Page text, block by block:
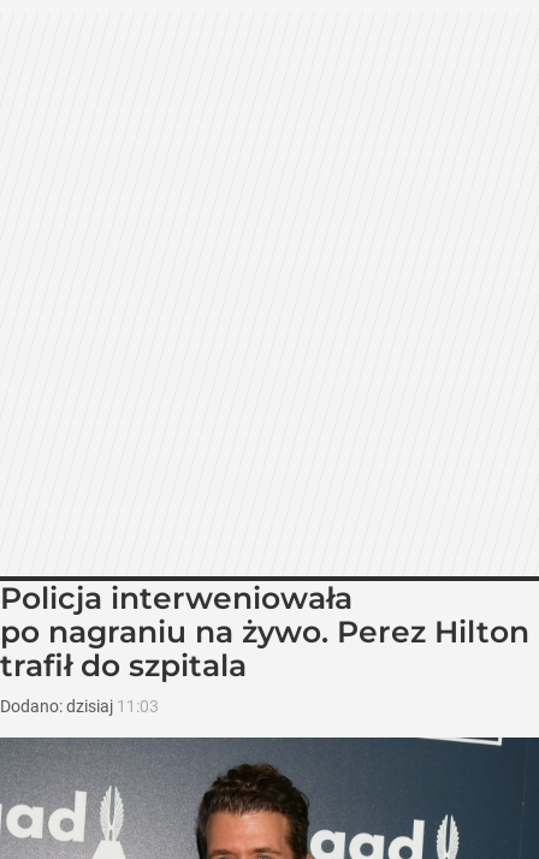
Policja interweniowała
po nagraniu na żywo. Perez Hilton
trafił do szpitala
Dodano:dzisiaj 11:03